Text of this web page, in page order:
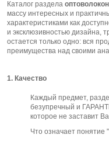
Каталог раздела
массу интересных и
характеристиками как
и эксклюзивностью дизайна,
остается только одно: вся
преимущества над своими
1. Качество
Каждый предмет,
безупречный и
которое не заставит
Что означает понятие